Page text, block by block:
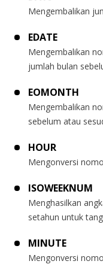
Mengembalikan
EDATE
Mengembalikan
jumlah bulan
EOMONTH
Mengembalikan
sebelum atau
HOUR
Mengonversi
ISOWEEKNUM
Menghasilkan
setahun untuk
MINUTE
Mengonversi